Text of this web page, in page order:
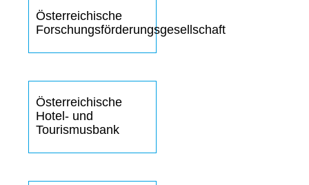
Österreichische
Forschungsförderungsgesellschaft
Österreichische
Hotel- und
Tourismusbank